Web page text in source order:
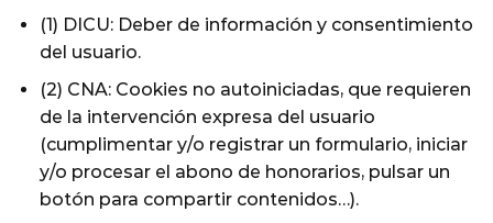
(1) DICU: Deber de información y consentimiento
del usuario.
(2) CNA: Cookies no autoiniciadas, que requieren
de la intervención expresa del usuario
(cumplimentar y/o registrar un formulario, iniciar
y/o procesar el abono de honorarios, pulsar un
botón para compartir contenidos…).